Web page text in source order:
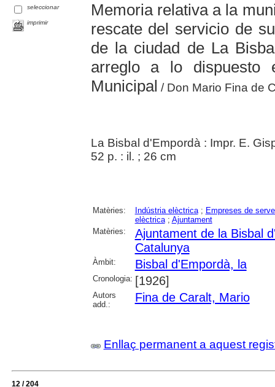
seleccionar
imprimir
Memoria relativa a la
rescate del servicio de
de la ciudad de La
arreglo a lo dispuesto
Municipal / Don Mario Fina de
La Bisbal d'Empordà : Impr. E.
52 p. : il. ; 26 cm
Matèries: Indústria elèctrica; Empreses de
elèctrica; Ajuntament
Matèries:
Ajuntament de la Bisbal
Catalunya
Àmbit: Bisbal d'Empordà, la
Cronologia: [1926]
Autors
add.:
Fina de Caralt, Mario
Enllaç permanent a aquest
12 / 204